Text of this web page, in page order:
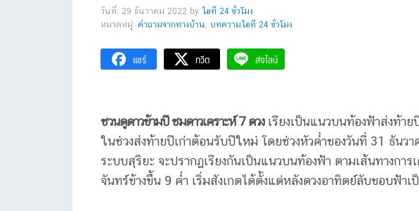
วันที่: 29 ธันวาคม 2022 by ไอที 24 ชั่วโมง
หมวดหมู่: คำถามจากทางบ้าน, บทความไอที 24 ชั่วโมง
แชร์ ทวีต ส่งไลน์
ชวนดูดาวข้ามปี ชมดาวเคราะห์ 7 ดวงเรียงเป็นแนวบนท้องฟ้าส่งท้า
ในช่วงส่งท้ายปีเก่าต้อนรับปีใหม่ โดยช่วงหัวค่ำของวันที่ 31 ธันว
ระบบสุริยะ จะปรากฏเรียงกันเป็นแนวบนท้องฟ้า ตามเส้นทางกา
จันทร์ข้างขึ้น 9 ค่ำ เริ่มสังเกตได้ตั้งแต่หลังดวงอาทิตย์ลับขอบฟ้าเ